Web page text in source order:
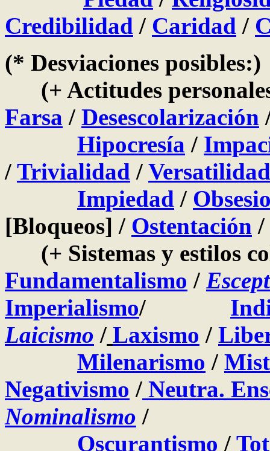
Credibilidad / Caridad /
(* Desviaciones posibles:)
(+ Actitudes
Farsa / Desescolarización
Hipocresía /
/ Trivialidad / Versatilidad
Impiedad /
[Bloqueos] / Ostentación /
(+ Sistemas y estilos
Fundamentalismo /
Imperialismo/
Laicismo / Laxismo /
Milenarismo /
Negativismo / Neutra.
Nominalismo /
Oscurantismo /